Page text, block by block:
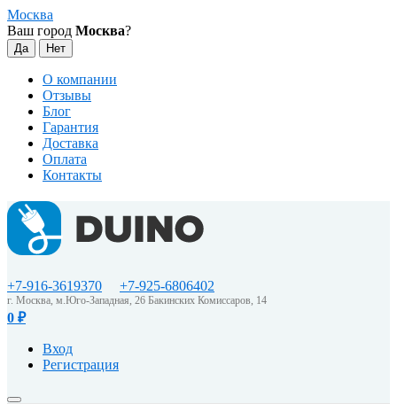
Москва
Ваш город Москва?
О компании
Отзывы
Блог
Гарантия
Доставка
Оплата
Контакты
+7-916-3619370 +7-925-6806402
г. Москва, м.Юго-Западная, 26 Бакинских Комиссаров, 14
0 ₽
Вход
Регистрация